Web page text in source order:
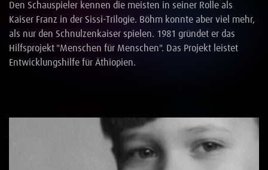
Den Schauspieler kennen die meisten in seiner Rolle als
Kaiser Franz in der Sissi-Trilogie. Böhm konnte aber viel mehr,
als nur den Schnulzenkaiser spielen. 1981 gründet er das
Hilfsprojekt "Menschen für Menschen". Das Projekt leistet
Entwicklungshilfe für Äthiopien.